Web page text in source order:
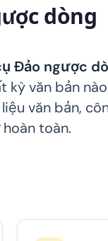
dòng
Đảo ngược
văn bản
văn bản,
toàn.